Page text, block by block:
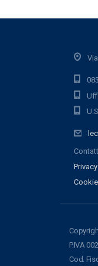
Privacy
P.IVA
Cod.